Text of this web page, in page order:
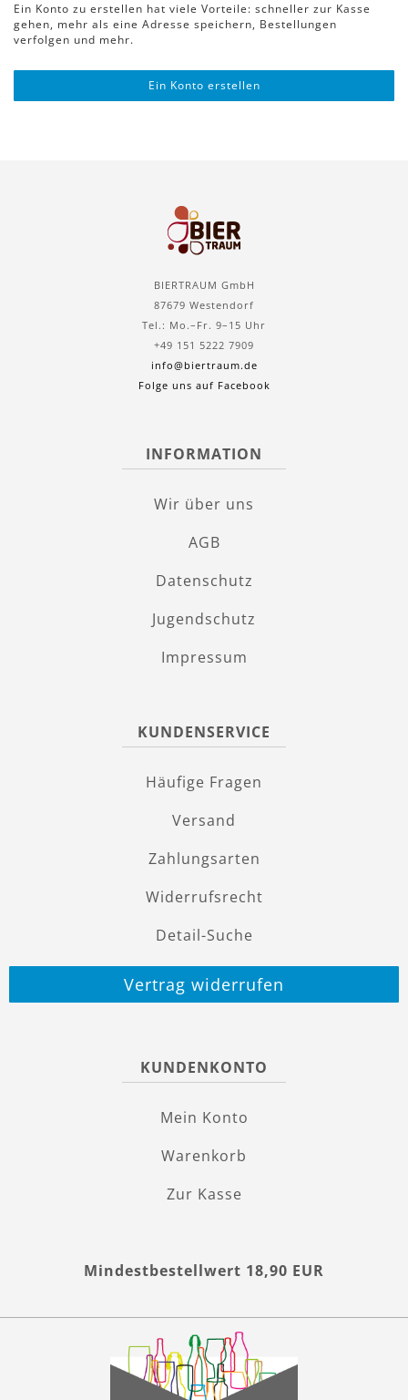
Ein Konto zu erstellen hat viele Vorteile: schneller zur Kasse
gehen, mehr als eine Adresse speichern, Bestellungen
verfolgen und mehr.
Ein Konto erstellen
BIERTRAUM GmbH
87679 Westendorf
Tel.: Mo.–Fr. 9–15 Uhr
+49 151 5222 7909
info@biertraum.de
Folge uns auf Facebook
INFORMATION
Wir über uns
AGB
Datenschutz
Jugendschutz
Impressum
KUNDENSERVICE
Häufige Fragen
Versand
Zahlungsarten
Widerrufsrecht
Detail-Suche
Vertrag widerrufen
KUNDENKONTO
Mein Konto
Warenkorb
Zur Kasse
Mindestbestellwert 18,90 EUR